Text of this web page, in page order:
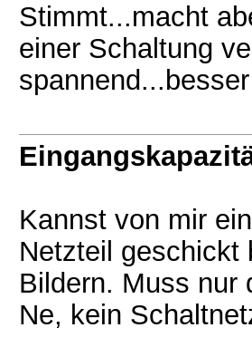
Stimmt...macht
einer Schaltung
Kannst von mir
Netzteil geschickt
Bildern. Muss nur
Ne, kein